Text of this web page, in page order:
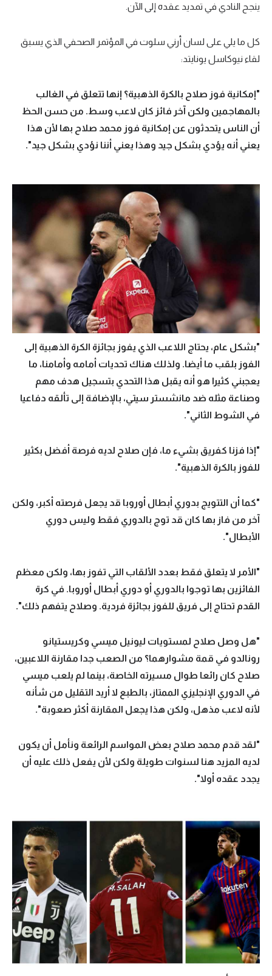
أقسام خاصة
تحقيق في الجول
تقرير في الجول
فيديو في الجول
ينجح النادي في تمديد عقده إلى الآن.
كل ما يلي على لسان أرني سلوت في المؤتمر الصحفي الذي يسبق
لقاء نيوكاسل يونايتد:
"إمكانية فوز صلاح بالكرة الذهبية؟ إنها تتعلق في الغالب
بالمهاجمين ولكن آخر فائز كان لاعب وسط. من حسن الحظ
أن الناس يتحدثون عن إمكانية فوز محمد صلاح بها لأن هذا
يعني أنه يؤدي بشكل جيد وهذا يعني أننا نؤدي بشكل جيد".
"بشكل عام، يحتاج اللاعب الذي يفوز بجائزة الكرة الذهبية إلى
الفوز بلقب ما أيضا. ولذلك هناك تحديات أمامه وأمامنا، ما
يعجبني كثيرا هو أنه يقبل هذا التحدي بتسجيل هدف مهم
وصناعة مثله ضد مانشستر سيتي، بالإضافة إلى تألقه دفاعيا
في الشوط الثاني".
"إذا فزنا كفريق بشيء ما، فإن صلاح لديه فرصة أفضل بكثير
للفوز بالكرة الذهبية".
"كما أن التتويج بدوري أبطال أوروبا قد يجعل فرصته أكبر، ولكن
آخر من فاز بها كان قد توج بالدوري فقط وليس دوري
الأبطال".
"الأمر لا يتعلق فقط بعدد الألقاب التي تفوز بها، ولكن معظم
الفائزين بها توجوا بالدوري أو دوري أبطال أوروبا. في كرة
القدم تحتاج إلى فريق للفوز بجائزة فردية. وصلاح يتفهم ذلك".
"هل وصل صلاح لمستويات ليونيل ميسي وكريستيانو
رونالدو في قمة مشوارهما؟ من الصعب جدا مقارنة اللاعبين،
صلاح كان رائعا طوال مسيرته الخاصة، بينما لم يلعب ميسي
في الدوري الإنجليزي الممتاز، بالطبع لا أريد التقليل من شأنه
لأنه لاعب مذهل، ولكن هذا يجعل المقارنة أكثر صعوبة".
"لقد قدم محمد صلاح بعض المواسم الرائعة ونأمل أن يكون
لديه المزيد هنا لسنوات طويلة ولكن لأن يفعل ذلك عليه أن
يجدد عقده أولا".